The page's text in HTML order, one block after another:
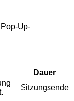
Up-
Dauer
Sitzungsende